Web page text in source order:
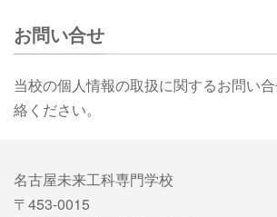
お問い合せ
当校の個人情報の取扱に関するお問い
絡ください。
名古屋未来​工科専門学校
〒453-0015